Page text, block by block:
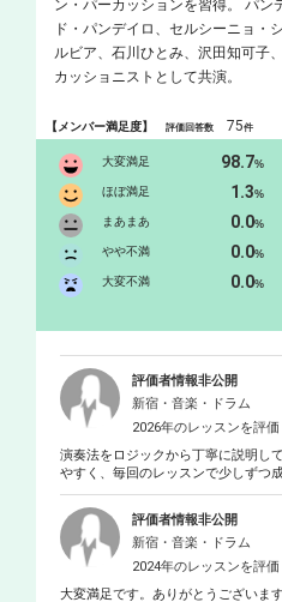
ン・パーカッションを習得。 パン
ド・パンデイロ、セルシーニョ・
ルビア、石川ひとみ、沢田知可子
カッショニストとして共演。
【メンバー満足度】評価回答数 75件
大変満足 98.7%
ほぼ満足 1.3%
まあまあ 0.0%
やや不満 0.0%
大変不満 0.0%
評価者情報非公開
新宿・音楽・ドラム
2026年のレッスンを評価
演奏法をロジックから丁寧に説明し
やすく、毎回のレッスンで少しずつ
評価者情報非公開
新宿・音楽・ドラム
2024年のレッスンを評価
大変満足です。ありがとうございま